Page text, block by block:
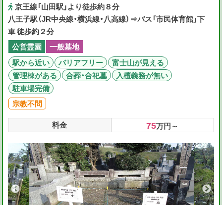
京王線「山田駅」より徒歩約８分
八王子駅（JR中央線・横浜線・八高線）⇒バス「市民体育館」下
車 徒歩約２分
公営霊園
一般墓地
駅から近い
バリアフリー
富士山が見える
管理棟がある
合葬・合祀墓
入檀義務が無い
駐車場完備
宗教不問
料金
75万円～